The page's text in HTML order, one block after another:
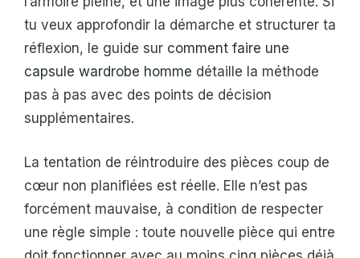
tu veux approfondir la démarche et structurer ta
réflexion, le guide sur comment faire une
capsule wardrobe homme détaille la méthode
pas à pas avec des points de décision
supplémentaires.
La tentation de réintroduire des pièces coup de
cœur non planifiées est réelle. Elle n’est pas
forcément mauvaise, à condition de respecter
une règle simple : toute nouvelle pièce qui entre